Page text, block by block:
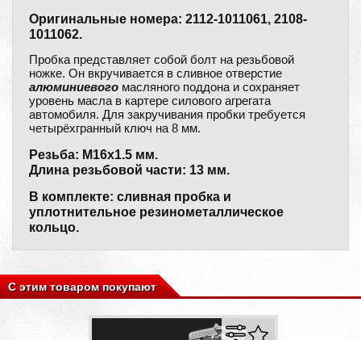
Оригинальные номера: 2112-1011061, 2108-
1011062.
Пробка представляет собой болт на резьбовой
ножке. Он вкручивается в сливное отверстие
алюминиевого масляного поддона и сохраняет
уровень масла в картере силового агрегата
автомобиля. Для закручивания пробки требуется
четырёхгранный ключ на 8 мм.
Резьба: M16x1.5 мм.
Длина резьбовой части: 13 мм.
В комплекте: сливная пробка и
уплотнительное резинометаллическое
кольцо.
С этим товаром покупают